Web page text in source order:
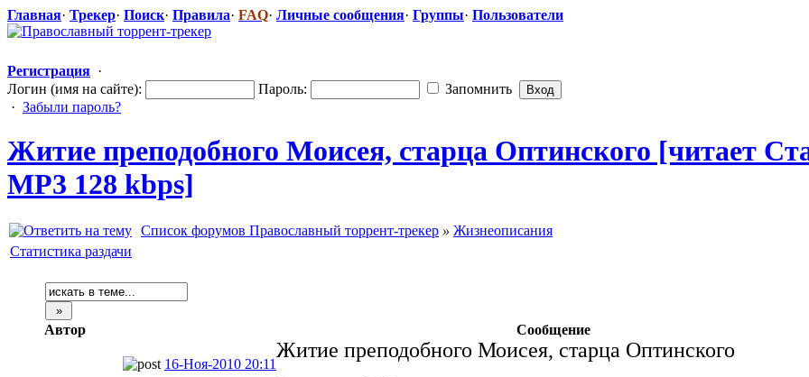
Главная· Трекер· Поиск· Правила· FAQ· Личные сообщения· Группы· Пользователи
Регистрация ·
Логин (имя на сайте):
Пароль:
Запомнить
· Забыли пароль?
Житие преподобного Моисея, старца Оптинского [читает
MP3 128 kbps]
Список форумов Православный торрент-трекер » Жизнеописания
Статистика раздачи
Автор Сообщение
16-Ноя-2010 20:11
Житие преподобного Моисея, старца Оптинского